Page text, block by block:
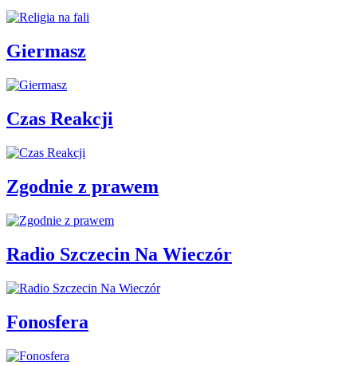
Giermasz
Czas Reakcji
Zgodnie z prawem
Radio Szczecin Na Wieczór
Fonosfera